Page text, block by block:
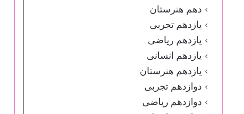
دهم هنرستان
یازدهم تجربی
یازدهم ریاضی
یازدهم انسانی
یازدهم هنرستان
دوازدهم تجربی
دوازدهم ریاضی